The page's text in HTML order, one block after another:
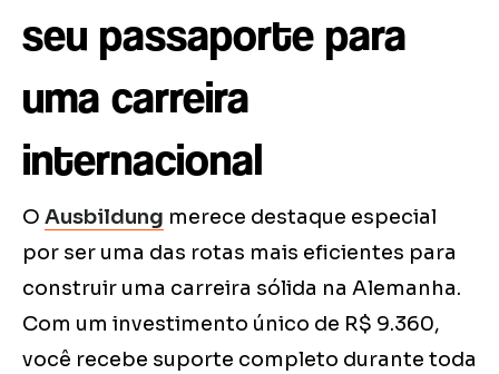
seu passaporte para
uma carreira
internacional
O Ausbildung merece destaque especial
por ser uma das rotas mais eficientes para
construir uma carreira sólida na Alemanha.
Com um investimento único de R$ 9.360,
você recebe suporte completo durante toda